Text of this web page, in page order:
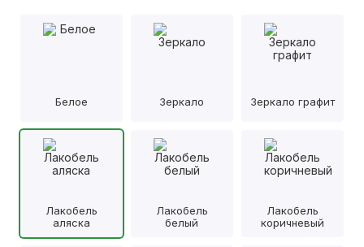
Белое Зеркало Зеркало графит
Лакобель
аляска
Лакобель
белый
Лакобель
коричневый